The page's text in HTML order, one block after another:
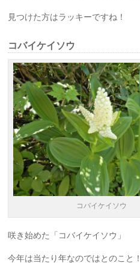
見つけた方はラッキーですね！
コバイケイソウ
コバイケイソウ
咲き始めた「コバイケイソウ」
今年は当たり年なのではとのこと！